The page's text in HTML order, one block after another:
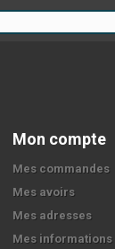
Mon compte
Mes commandes
Mes avoirs
Mes adresses
Mes informations